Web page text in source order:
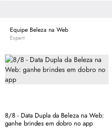
Equipe Beleza na Web
Expert
8/8 - Data Dupla da Beleza na Web:
ganhe brindes em dobro no app